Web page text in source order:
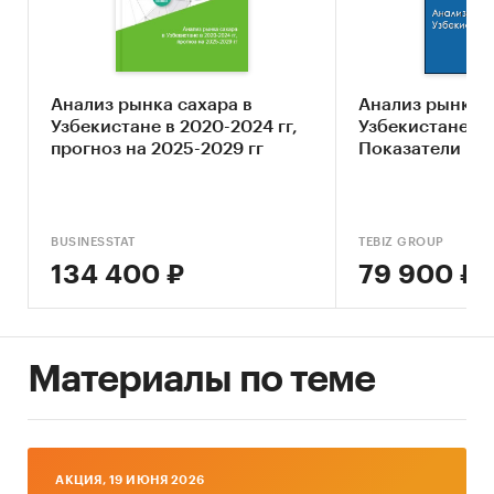
Анализ рынка сахара в
Узбекистане в 2020-2024 гг,
прогноз на 2025-2029 гг
BUSINESSTAT
134 400 ₽
Анализ рынка
Узбекистане -
Показатели и
TEBIZ GROUP
79 900 ₽
Материалы по теме
AКЦИЯ, 19 ИЮНЯ 2026